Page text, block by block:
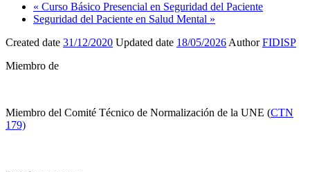
« Curso Básico Presencial en Seguridad del Paciente
Seguridad del Paciente en Salud Mental »
Created date 31/12/2020 Updated date 18/05/2026 AuthorFIDISP
Miembro de
Miembro del Comité Técnico de Normalización de la UNE (CTN
179)